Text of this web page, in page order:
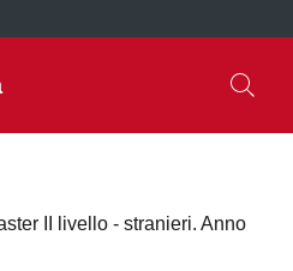
II livello - stranieri. Anno